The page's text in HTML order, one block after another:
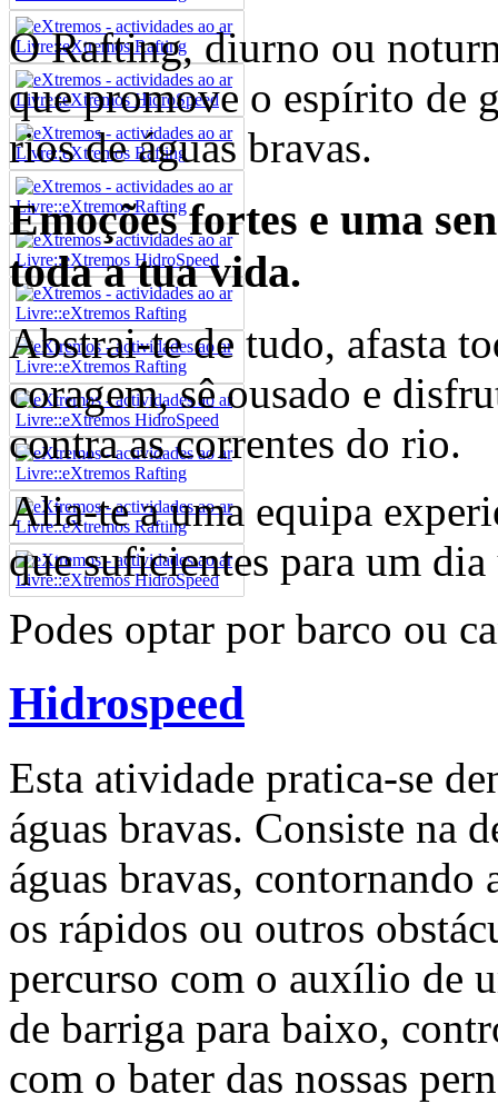
O Rafting, diurno ou
que promove o espírito de
rios de águas bravas.
Emoções fortes e uma
toda a tua vida.
Abstrai-te de tudo, afasta
coragem, sê ousado e
contra as correntes do rio.
Alia-te a uma equipa
que suficientes para um
Podes optar por barco ou
Hidrospeed
Esta atividade pratica-se
águas bravas. Consiste na
águas bravas, contornando
os rápidos ou outros
percurso com o auxílio de
de barriga para baixo,
com o bater das nossas